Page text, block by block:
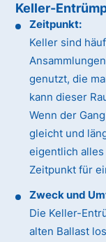
Keller-
Zeitpunkt:
Keller sind
genutzt, die
kann dieser
Wenn der
gleicht und
eigentlich
Zeitpunkt für
Zweck und
Die Keller-
alten Ballast